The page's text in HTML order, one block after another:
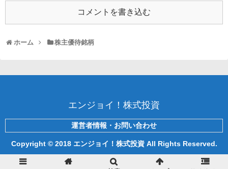
コメントを書き込む
ホーム 株主優待銘柄
エンジョイ！株式投資
運営者情報・お問い合わせ
Copyright © 2018 エンジョイ！株式投資 All Rights Reserved.